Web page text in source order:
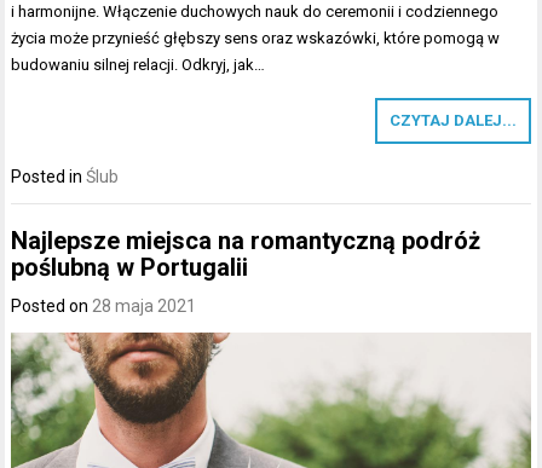
i harmonijne. Włączenie duchowych nauk do ceremonii i codziennego
życia może przynieść głębszy sens oraz wskazówki, które pomogą w
budowaniu silnej relacji. Odkryj, jak…
CZYTAJ DALEJ...
Posted inŚlub
Najlepsze miejsca na romantyczną podróż
poślubną w Portugalii
Posted on28 maja 2021